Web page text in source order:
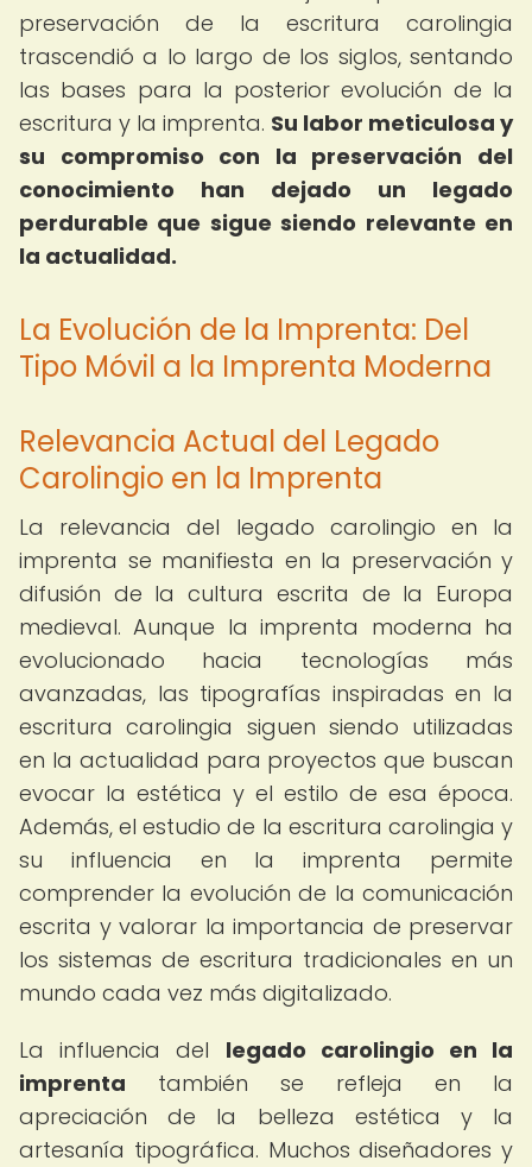
preservación de la escritura carolingia
trascendió a lo largo de los siglos, sentando
las bases para la posterior evolución de la
escritura y la imprenta. Su labor meticulosa y
su compromiso con la preservación del
conocimiento han dejado un legado
perdurable que sigue siendo relevante en
la actualidad.
La Evolución de la Imprenta: Del
Tipo Móvil a la Imprenta Moderna
Relevancia Actual del Legado
Carolingio en la Imprenta
La relevancia del legado carolingio en la
imprenta se manifiesta en la preservación y
difusión de la cultura escrita de la Europa
medieval. Aunque la imprenta moderna ha
evolucionado hacia tecnologías más
avanzadas, las tipografías inspiradas en la
escritura carolingia siguen siendo utilizadas
en la actualidad para proyectos que buscan
evocar la estética y el estilo de esa época.
Además, el estudio de la escritura carolingia y
su influencia en la imprenta permite
comprender la evolución de la comunicación
escrita y valorar la importancia de preservar
los sistemas de escritura tradicionales en un
mundo cada vez más digitalizado.
La influencia del legado carolingio en la
imprenta también se refleja en la
apreciación de la belleza estética y la
artesanía tipográfica. Muchos diseñadores y